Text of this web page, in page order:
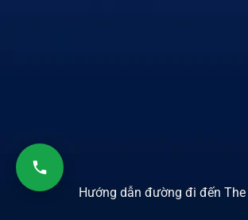
Hướng dẫn đường đi đến The